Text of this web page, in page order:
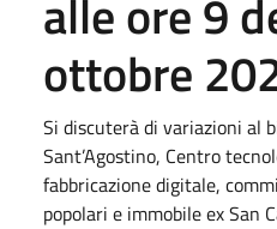
alle ore 9
ottobre
Si discuterà di variazioni al
Sant’Agostino, Centro
fabbricazione digitale,
popolari e immobile ex San